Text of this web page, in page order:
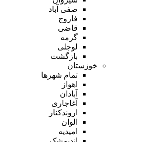
صفی آباد
فاروج
قاضی
گرمه
لوجلی
بازگشت
خوزستان
تمام شهر‌ها
اهواز
آبادان
آغاجاری
اروندکنار
الوان
امیدیه